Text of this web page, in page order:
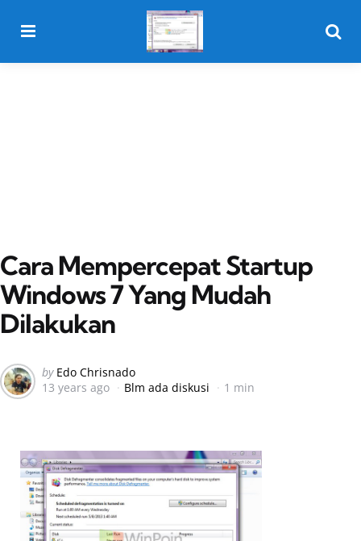
Cara Mempercepat Startup
Windows 7 Yang Mudah
Dilakukan
Posted
by
by Edo Chrisnado
13 years ago
Blm ada diskusi 1 min